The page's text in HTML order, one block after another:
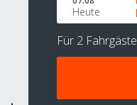
Heute
Für 2 Fahrgäste